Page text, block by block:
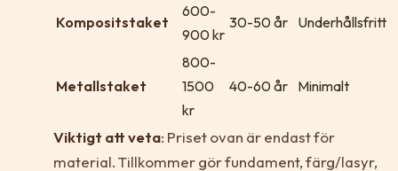
Kompositstaket
600-
900 kr
30-50 år Underhållsfritt
Metallstaket
800-
1500
kr
40-60 år Minimalt
Viktigt att veta: Priset ovan är endast för
material. Tillkommer gör fundament, färg/lasyr,